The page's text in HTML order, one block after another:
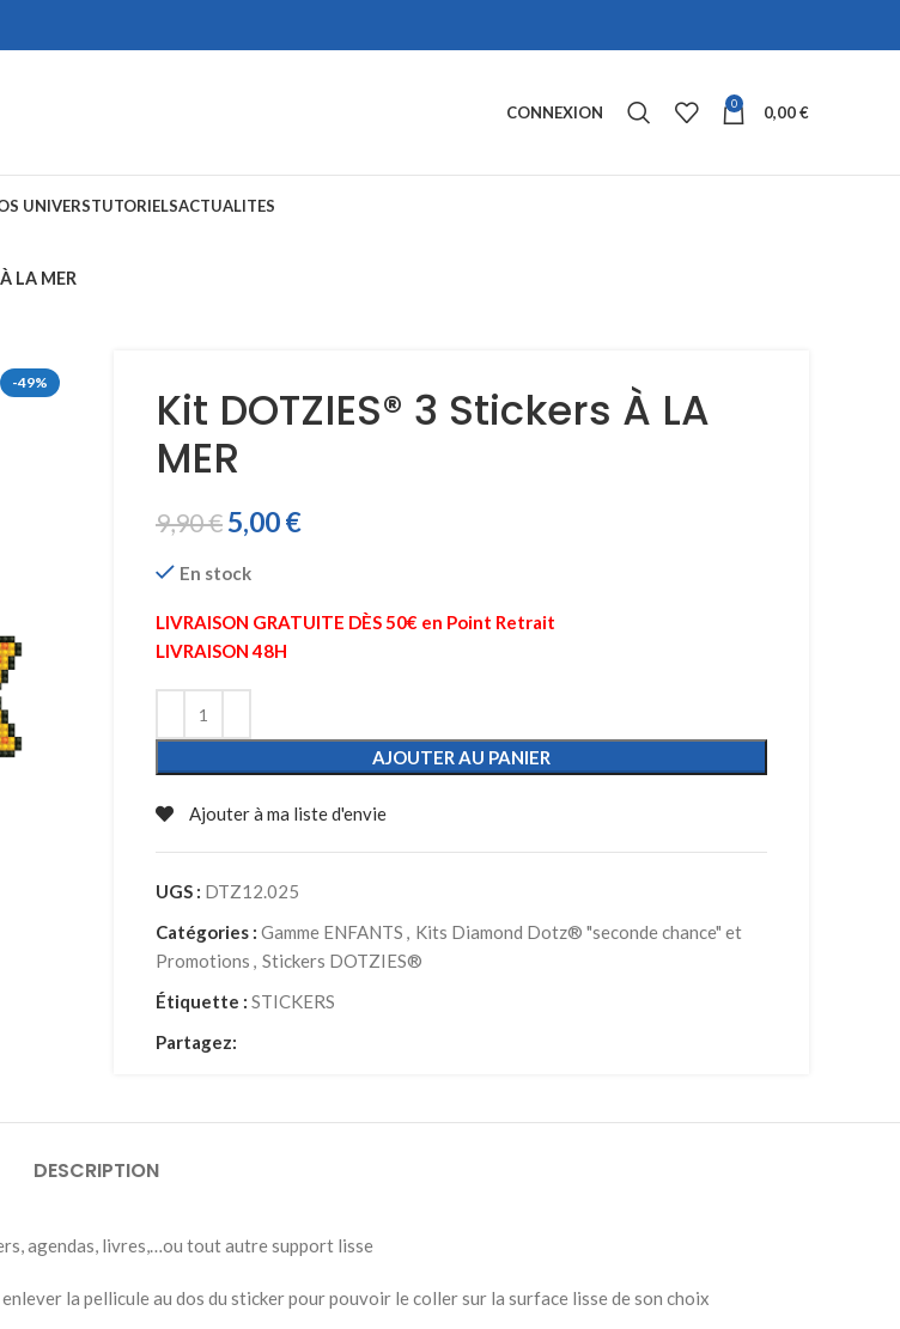
CONNEXION 0 0,00€
UNIVERSTUTORIELSACTUALITES
LA MER
-49%
Kit DOTZIES® 3 Stickers À LA
MER
9,90€ 5,00€
En stock
LIVRAISON GRATUITE DÈS 50€ en Point Retrait
LIVRAISON 48H
AJOUTER AU PANIER
Ajouter à ma liste d'envie
UGS : DTZ12.025
Catégories : Gamme ENFANTS , Kits Diamond Dotz® "seconde chance" et
Promotions , Stickers DOTZIES®
Étiquette : STICKERS
Partagez:
DESCRIPTION
agendas, livres,…ou tout autre support lisse
la pellicule au dos du sticker pour pouvoir le coller sur la surface lisse de son choix